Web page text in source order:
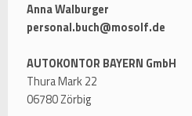
Anna Walburger
personal.buch@mosolf.de
AUTOKONTOR BAYERN GmbH
Thura Mark 22
06780 Zörbig